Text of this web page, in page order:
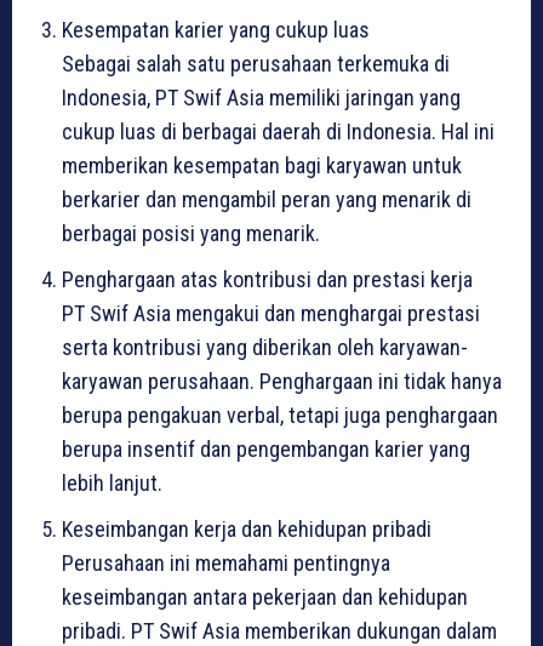
Kesempatan karier yang cukup luas
Sebagai salah satu perusahaan terkemuka di
Indonesia, PT Swif Asia memiliki jaringan yang
cukup luas di berbagai daerah di Indonesia. Hal ini
memberikan kesempatan bagi karyawan untuk
berkarier dan mengambil peran yang menarik di
berbagai posisi yang menarik.
Penghargaan atas kontribusi dan prestasi kerja
PT Swif Asia mengakui dan menghargai prestasi
serta kontribusi yang diberikan oleh karyawan-
karyawan perusahaan. Penghargaan ini tidak hanya
berupa pengakuan verbal, tetapi juga penghargaan
berupa insentif dan pengembangan karier yang
lebih lanjut.
Keseimbangan kerja dan kehidupan pribadi
Perusahaan ini memahami pentingnya
keseimbangan antara pekerjaan dan kehidupan
pribadi. PT Swif Asia memberikan dukungan dalam